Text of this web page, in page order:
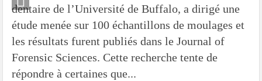
dentaire de l’Université de Buffalo, a dirigé une
étude menée sur 100 échantillons de moulages et
les résultats furent publiés dans le Journal of
Forensic Sciences. Cette recherche tente de
répondre à certaines que...